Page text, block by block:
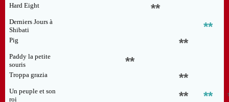
Hard Eight **
Derniers Jours à
Shibati
**
Pig **
Paddy la petite
souris
**
Troppa grazia **
Un peuple et son
roi
** **